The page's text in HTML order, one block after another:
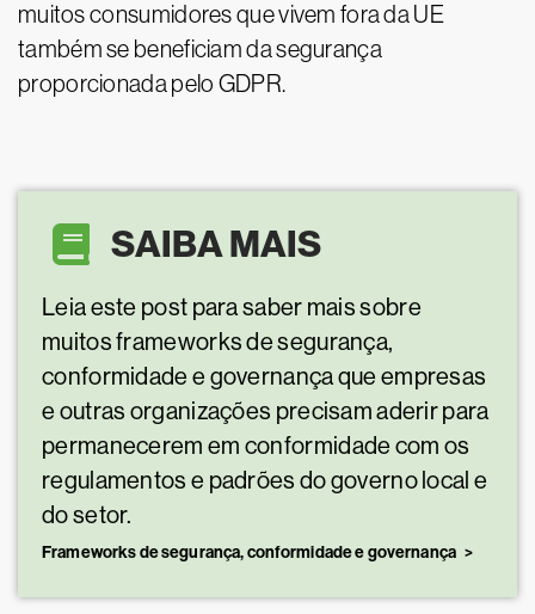
muitos consumidores que vivem fora da UE
também se beneficiam da segurança
proporcionada pelo GDPR.
SAIBA MAIS
Leia este post para saber mais sobre
muitos frameworks de segurança,
conformidade e governança que empresas
e outras organizações precisam aderir para
permanecerem em conformidade com os
regulamentos e padrões do governo local e
do setor.
Frameworks de segurança, conformidade e governança